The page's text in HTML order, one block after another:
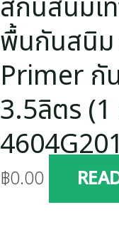
สีกันสนิมเ
พื้นกันสนิม
Primer กั
3.5ลิตร
฿0.00